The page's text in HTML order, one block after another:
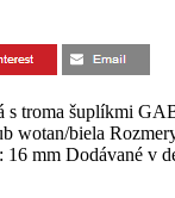
s troma šuplíkmi
wotan/biela
mm Dodávané v